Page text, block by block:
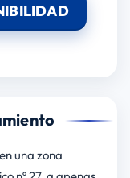
una zona